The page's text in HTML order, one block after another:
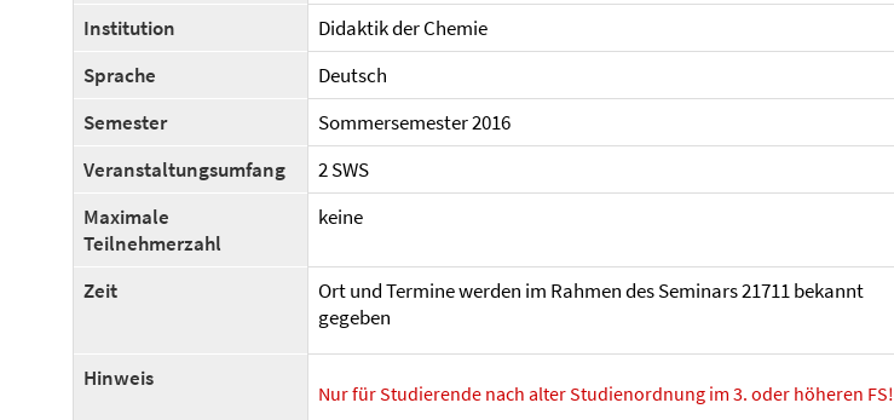
Institution
Didaktik der Chemie
Sprache
Deutsch
Semester
Sommersemester 2016
Veranstaltungsumfang
2 SWS
Maximale
Teilnehmerzahl
keine
Zeit
Ort und Termine werden im Rahmen des Seminars 21711 bekannt
gegeben
Hinweis
Nur für Studierende nach alter Studienordnung im 3. oder höheren FS!